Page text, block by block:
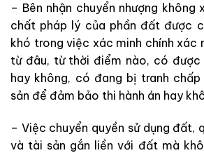
– Bên nhận chuyển nhượng không
chất pháp lý của phần đất được
khó trong việc xác minh chính xác
từ đâu, từ thời điểm nào, có được
hay không, có đang bị tranh
sản để đảm bảo thi hành án hay
– Việc chuyển quyền sử dụng đất,
và tài sản gắn liền với đất mà